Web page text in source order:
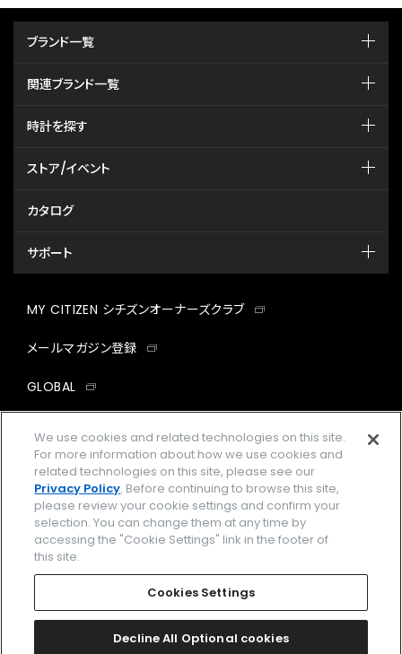
ブランド一覧
関連ブランド一覧
時計を探す
ストア/イベント
カタログ
サポート
MY CITIZEN シチズンオーナーズクラブ
メールマガジン登録
GLOBAL
facebookinstagramtwitter
企業情報 ご利用規約
プライバシーポリシー Cookies Settings
Amazon PayはAmazon.com, Inc.またはその関連会社の商標です。
We use cookies and related technologies on this site.
For more information about how we use cookies and
related technologies on this site, please see our
Privacy Policy. Before continuing to browse this site,
please review your cookie settings and confirm your
selection. You can change them at any time by
accessing the "Cookie Settings" link in the footer of
this site.
Cookies Settings
Decline All Optional cookies